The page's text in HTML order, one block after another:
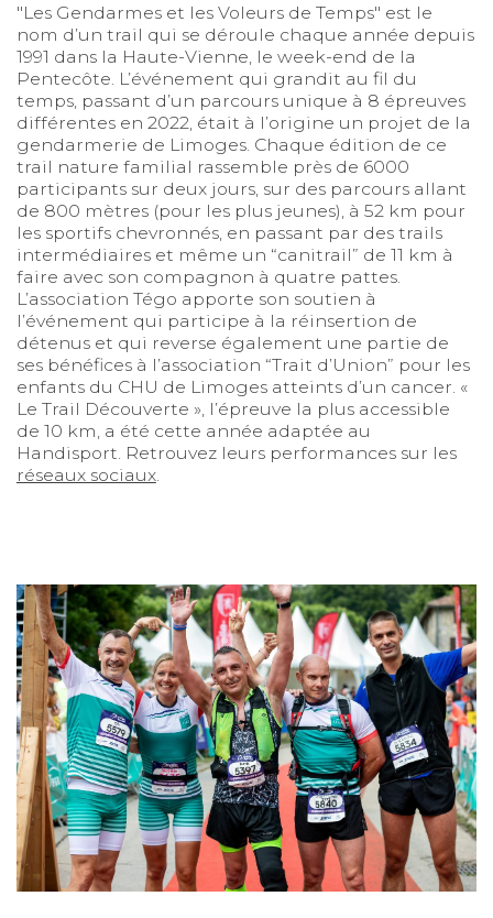
"Les Gendarmes et les Voleurs de Temps" est le
nom d’un trail qui se déroule chaque année depuis
1991 dans la Haute-Vienne, le week-end de la
Pentecôte. L’événement qui grandit au fil du
temps, passant d’un parcours unique à 8 épreuves
différentes en 2022, était à l’origine un projet de la
gendarmerie de Limoges. Chaque édition de ce
trail nature familial rassemble près de 6000
participants sur deux jours, sur des parcours allant
de 800 mètres (pour les plus jeunes), à 52 km pour
les sportifs chevronnés, en passant par des trails
intermédiaires et même un “canitrail” de 11 km à
faire avec son compagnon à quatre pattes.
L’association Tégo apporte son soutien à
l’événement qui participe à la réinsertion de
détenus et qui reverse également une partie de
ses bénéfices à l’association “Trait d’Union” pour les
enfants du CHU de Limoges atteints d’un cancer. «
Le Trail Découverte », l’épreuve la plus accessible
de 10 km, a été cette année adaptée au
Handisport. Retrouvez leurs performances sur les
réseaux sociaux.